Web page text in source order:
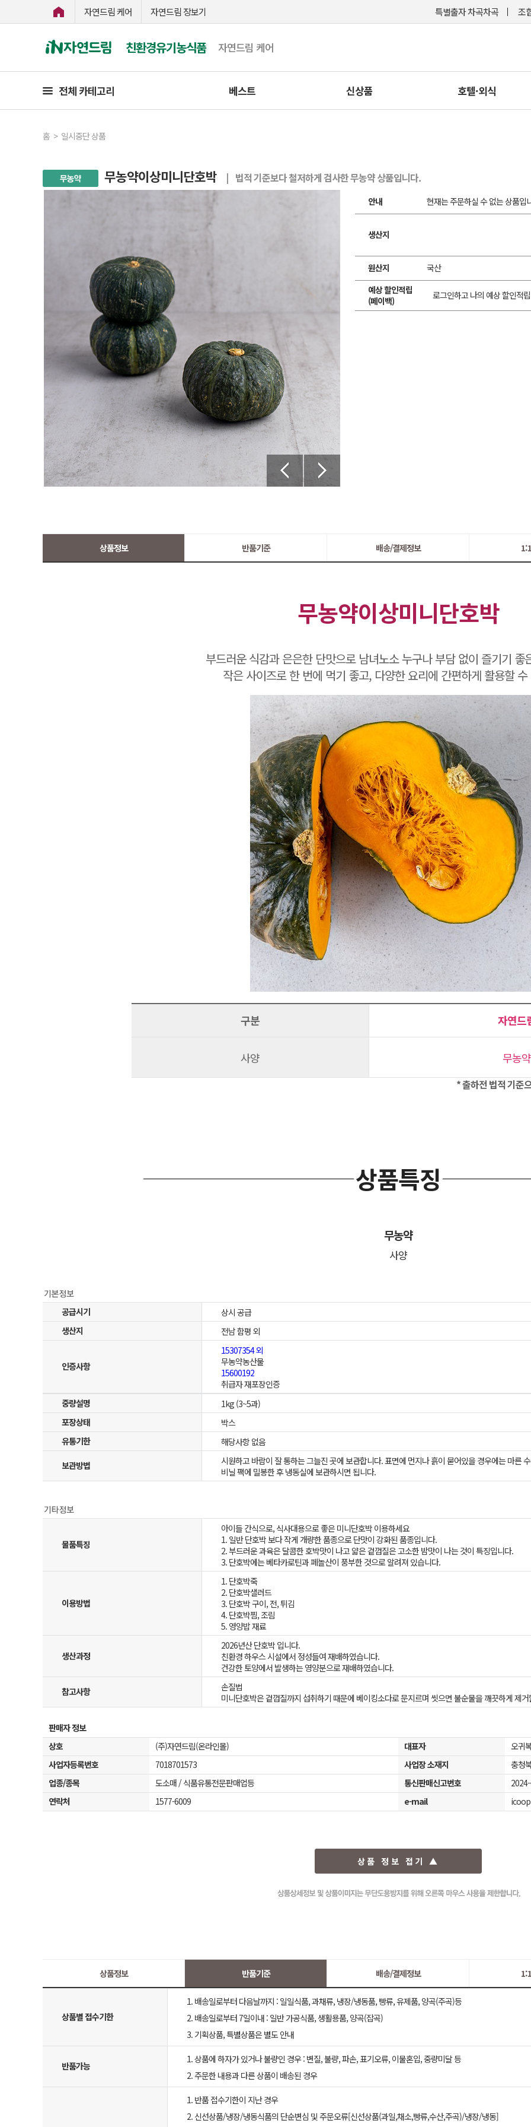
자연드림 케어 자연드림 장보기 특별출자 차곡차곡 조
친환경유기농식품 자연드림 케어
전체 카테고리 베스트 신상품 호텔·외식
홈 > 일시중단 상품
무농약이상미니단호박 | 법적 기준보다 철저하게 검사한 무농약 상품입니다.
안내 현재는 주문하실 수 없는 상품입
생산지
원산지
국산
예상 할인적립
(페이백)
로그인하고 나의 예상 할인적
상품정보 반품기준 배송/결제정보
무농약이상미니단호박
부드러운 식감과 은은한 단맛으로 남녀노소 누구나 부담 없이 즐기기 좋
작은 사이즈로 한 번에 먹기 좋고, 다양한 요리에 간편하게 활용할
구분 자연드
사양 무농약
* 출하전 법적 기준
상품특징
무농약
사양
공급시기
상시 공급
생산지
전남 함평 외
인증사항
15307354 외
무농약농산물
15600192
취급자 재포장인증
중량설명
1kg (3~5과)
포장상태
박스
유통기한
해당사항 없음
보관방법
시원하고 바람이 잘 통하는 그늘진 곳에 보관합니다. 표면에 먼지나 흙이 묻어있을 경우에는 마른
비닐 팩에 밀봉한 후 냉동실에 보관하시면 됩니다.
물품특징
아이들 간식으로, 식사대용으로 좋은 미니단호박 이용하세요
1. 일반 단호박 보다 작게 개량한 품종으로 단맛이 강화된 품종입니다.
2. 부드러운 과육은 달콤한 호박맛이 나고 얇은 겉껍질은 고소한 밤맛이 나는 것이 특징입니다.
3. 단호박에는 베타카로틴과 페놀산이 풍부한 것으로 알려져 있습니다.
이용방법
1. 단호박죽
2. 단호박샐러드
3. 단호박 구이, 전, 튀김
4. 단호박찜, 조림
5. 영양밥 재료
생산과정
2026년산 단호박 입니다.
친환경 하우스 시설에서 정성들여 재배하였습니다.
건강한 토양에서 발생하는 영양분으로 재배하였습니다.
참고사항
손질법
미니단호박은 겉껍질까지 섭취하기 때문에 베이킹소다로 문지르며 씻으면 불순물을 깨끗하게 제
판매자 정보
상호
(주)자연드림(온라인몰) 대표자
오귀
사업자등록번호
7018701573 사업장 소재지
충청
업종/종목
도소매 / 식품유통전문판매업등 통신판매신고번호
연락처
1577-6009 e-mail
상품 정보 접기 ▲
상품정보 반품기준 배송/결제정보
상품별 접수기한
1. 배송일로부터 다음날까지 : 일일식품, 과채류, 냉장/냉동품, 빵류, 유제품, 양곡(주곡)등
2. 배송일로부터 7일이내 : 일반 가공식품, 생활용품, 양곡(잡곡)
3. 기획상품, 특별상품은 별도 안내
반품가능
1. 상품에 하자가 있거나 불량인 경우 : 변질, 불량, 파손, 표기오류, 이물혼입, 중량미달 등
2. 주문한 내용과 다른 상품이 배송된 경우
1. 반품 접수기한이 지난 경우
2. 신선상품/냉장/냉동식품의 단순변심 및 주문오류[신선상품(과일,채소,빵류,수산,주곡)/냉장/냉동]